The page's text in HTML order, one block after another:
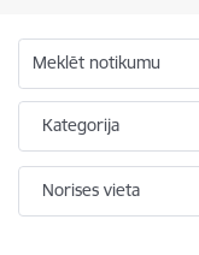
Meklēt notikumu
Kategorija
Norises vieta